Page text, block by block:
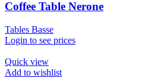
Coffee Table Nerone
Tables Basse
Login to see prices
Quick view
Add to wishlist